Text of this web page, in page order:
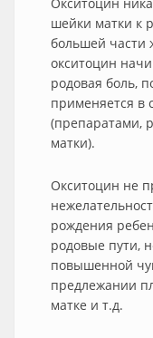
шейки матки к
большей части
окситоцин
родовая боль,
применяется в
(препаратами,
матки).
Окситоцин не
рождения
родовые пути,
повышенной
предлежании
матке и т.д.